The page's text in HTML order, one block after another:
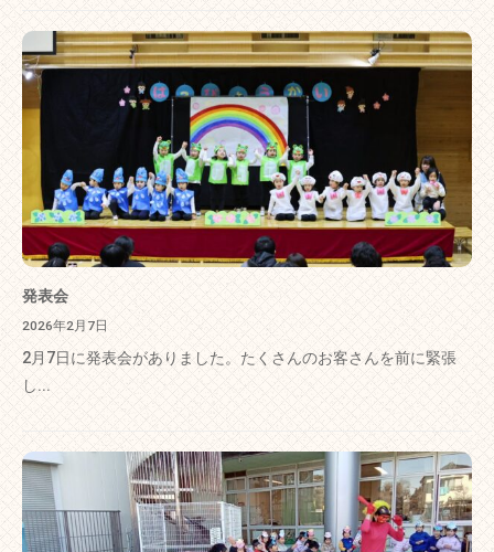
発表会
2026年2月7日
2月7日に発表会がありました。たくさんのお客さんを前に緊張
し...